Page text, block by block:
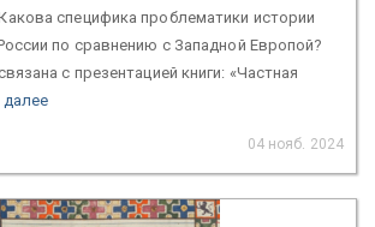
специфика проблематики истории
по сравнению с Западной Европой?
с презентацией книги: «Частная
далее
04 нояб. 2024